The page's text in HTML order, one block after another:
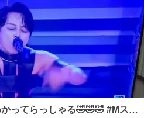
ってらっしゃる🤣🤣🤣 #Mステ